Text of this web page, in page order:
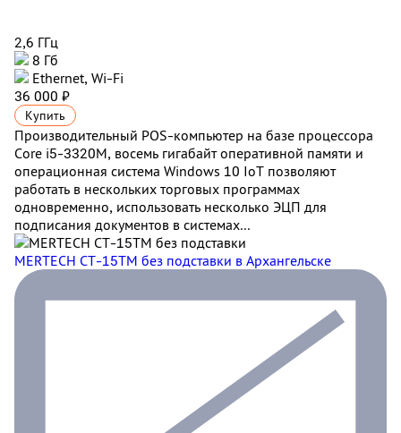
2,6 ГГц
8 Гб
Ethernet, Wi-Fi
36 000 ₽
Купить
Производительный POS-компьютер на базе процессора
Core i5-3320M, восемь гигабайт оперативной памяти и
операционная система Windows 10 IoT позволяют
работать в нескольких торговых программах
одновременно, использовать несколько ЭЦП для
подписания документов в системах...
MERTECH CT-15ТM без подставки в Архангельске